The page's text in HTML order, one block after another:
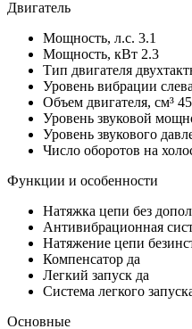
Двигатель
Мощность, л.с. 3.1
Мощность, кВт 2.3
Тип двигателя
Уровень вибрации
Объем двигателя, см³
Уровень звуковой
Уровень звукового
Число оборотов на
Функции и особенности
Натяжка цепи без
Антивибрационная
Натяжение цепи
Компенсатор да
Легкий запуск да
Система легкого
Основные